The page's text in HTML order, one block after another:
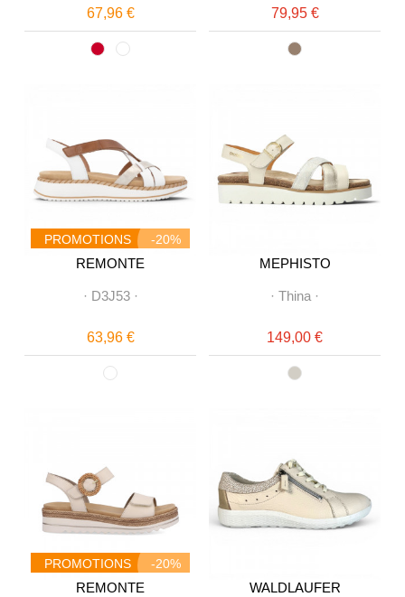
67,96 € 79,95 €
PROMOTIONS -20%
REMONTE
· D3J53·
63,96 €
MEPHISTO
· Thina ·
149,00 €
PROMOTIONS -20%
REMONTE WALDLAUFER